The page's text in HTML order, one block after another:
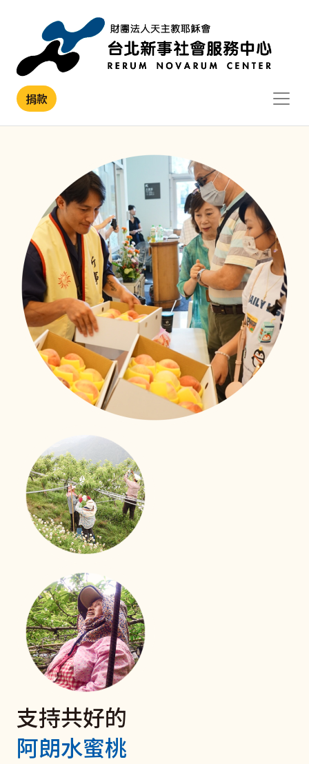
捐款
支持共好的
阿朗水蜜桃
電子發票 捐款愛心碼102
我們有愛心碼囉
照護技能大進化
移工用心學習、用愛照顧
新事社會服務中心的移工照護訓練課程也來到了第二次！
來自印尼、越南、菲律賓的外籍看護們帶著上一次課程的
收穫與期待，再次踏進教室。
立即行動
聘僱移工家庭
與移工共好服務
捐款支持《扶原民‧救弱勢》
衛部救字第1141363166號